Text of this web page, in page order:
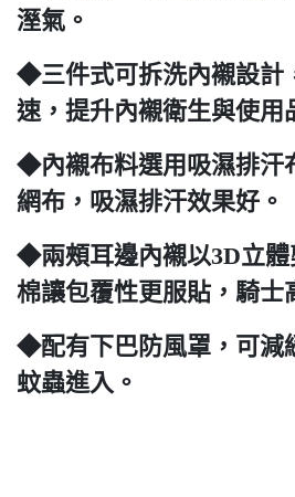
溼氣。
◆三件式可拆洗內襯設計
速，提升內襯衛生與使用
◆內襯布料選用吸濕排汗
網布，吸濕排汗效果好。
◆兩頰耳邊內襯以3D立體
棉讓包覆性更服貼，騎士
◆配有下巴防風罩，可減
蚊蟲進入。